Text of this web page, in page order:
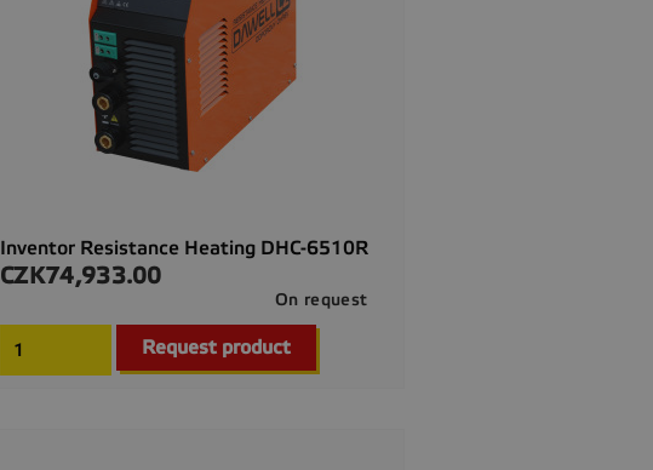
Inventor Resistance Heating DHC-6510R
Price
CZK74,933.00
On request
Request product
Quick view